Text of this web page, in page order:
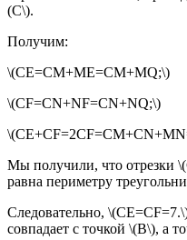
(C\).
Получим:
\(CE=CM+ME=CM+MQ;\)
\(CF=CN+NF=CN+NQ;\)
Мы получили, что отрезки
равна периметру
Следовательно,
совпадает с точкой \(B\), а